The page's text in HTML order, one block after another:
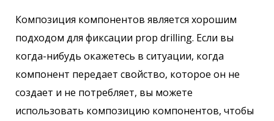
Композиция компонентов является хорошим
подходом для фиксации prop drilling. Если вы
когда-нибудь окажетесь в ситуации, когда
компонент передает свойство, которое он не
создает и не потребляет, вы можете
использовать композицию компонентов, чтобы